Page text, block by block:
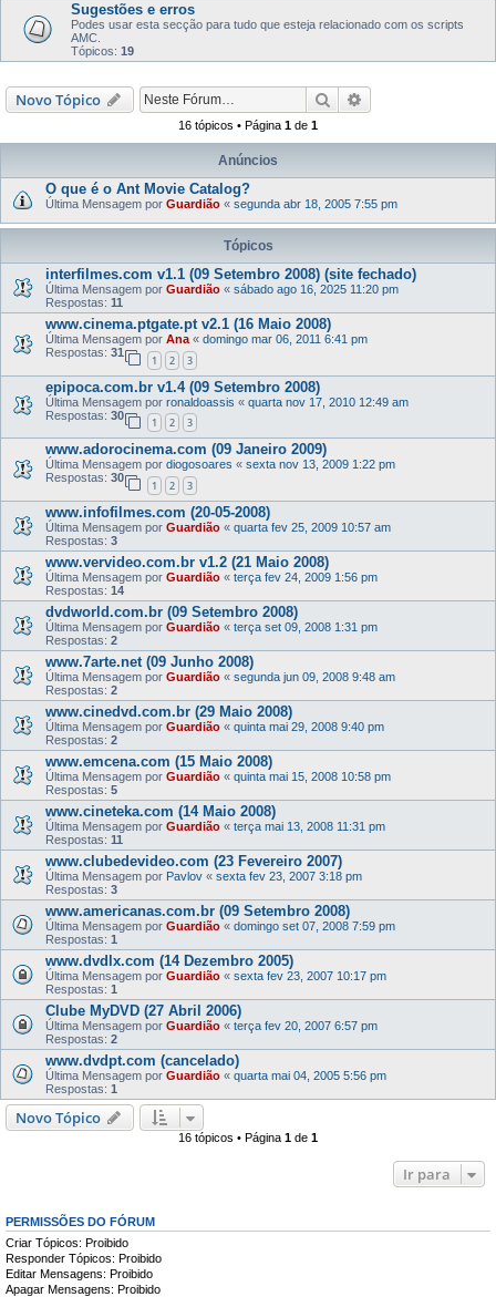
Sugestões e erros
Podes usar esta secção para tudo que esteja relacionado com os scripts
AMC.
Tópicos: 19
Novo Tópico Pesquisar
16 tópicos • Página 1 de 1
Anúncios
O que é o Ant Movie Catalog?
Última Mensagem por Guardião « segunda abr 18, 2005 7:55 pm
Tópicos
interfilmes.com v1.1 (09 Setembro 2008) (site fechado)
Última Mensagem por Guardião « sábado ago 16, 2025 11:20 pm
Respostas: 11
www.cinema.ptgate.pt v2.1 (16 Maio 2008)
Última Mensagem por Ana « domingo mar 06, 2011 6:41 pm
Respostas: 31
1 2 3
epipoca.com.br v1.4 (09 Setembro 2008)
Última Mensagem por ronaldoassis « quarta nov 17, 2010 12:49 am
Respostas: 30
1 2 3
www.adorocinema.com (09 Janeiro 2009)
Última Mensagem por diogosoares « sexta nov 13, 2009 1:22 pm
Respostas: 30
1 2 3
www.infofilmes.com (20-05-2008)
Última Mensagem por Guardião « quarta fev 25, 2009 10:57 am
Respostas: 3
www.vervideo.com.br v1.2 (21 Maio 2008)
Última Mensagem por Guardião « terça fev 24, 2009 1:56 pm
Respostas: 14
dvdworld.com.br (09 Setembro 2008)
Última Mensagem por Guardião « terça set 09, 2008 1:31 pm
Respostas: 2
www.7arte.net (09 Junho 2008)
Última Mensagem por Guardião « segunda jun 09, 2008 9:48 am
Respostas: 2
www.cinedvd.com.br (29 Maio 2008)
Última Mensagem por Guardião « quinta mai 29, 2008 9:40 pm
Respostas: 2
www.emcena.com (15 Maio 2008)
Última Mensagem por Guardião « quinta mai 15, 2008 10:58 pm
Respostas: 5
www.cineteka.com (14 Maio 2008)
Última Mensagem por Guardião « terça mai 13, 2008 11:31 pm
Respostas: 11
www.clubedevideo.com (23 Fevereiro 2007)
Última Mensagem por Pavlov « sexta fev 23, 2007 3:18 pm
Respostas: 3
www.americanas.com.br (09 Setembro 2008)
Última Mensagem por Guardião « domingo set 07, 2008 7:59 pm
Respostas: 1
www.dvdlx.com (14 Dezembro 2005)
Última Mensagem por Guardião « sexta fev 23, 2007 10:17 pm
Respostas: 1
Clube MyDVD (27 Abril 2006)
Última Mensagem por Guardião « terça fev 20, 2007 6:57 pm
Respostas: 2
www.dvdpt.com (cancelado)
Última Mensagem por Guardião « quarta mai 04, 2005 5:56 pm
Respostas: 1
Novo Tópico
16 tópicos • Página 1 de 1
Ir para
PERMISSÕES DO FÓRUM
Criar Tópicos: Proibido
Responder Tópicos: Proibido
Editar Mensagens: Proibido
Apagar Mensagens: Proibido